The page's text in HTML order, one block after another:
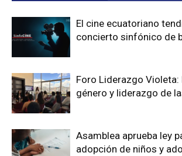
El cine ecuatoriano
concierto sinfónico de
Foro Liderazgo Violeta:
género y liderazgo de
Asamblea aprueba ley
adopción de niños y